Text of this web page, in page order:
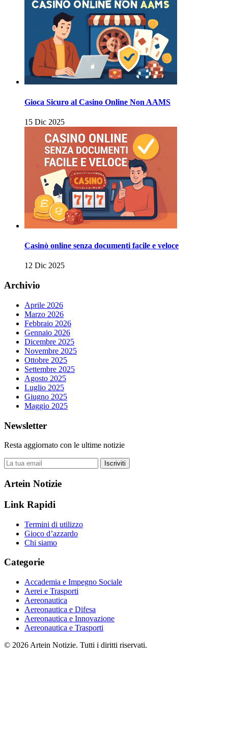
Gioca Sicuro al Casino Online Non AAMS
15 Dic 2025
Casinò online senza documenti facile e veloce
12 Dic 2025
Archivio
Aprile 2026
Marzo 2026
Febbraio 2026
Gennaio 2026
Dicembre 2025
Novembre 2025
Ottobre 2025
Settembre 2025
Agosto 2025
Luglio 2025
Giugno 2025
Maggio 2025
Newsletter
Resta aggiornato con le ultime notizie
Iscriviti
Artein Notizie
Link Rapidi
Termini di utilizzo
Gioco d’azzardo
Chi siamo
Categorie
Accademia e Impegno Sociale
Aerei e Trasporti
Aereonautica
Aereonautica e Difesa
Aereonautica e Innovazione
Aereonautica e Trasporti
© 2026 Artein Notizie. Tutti i diritti riservati.